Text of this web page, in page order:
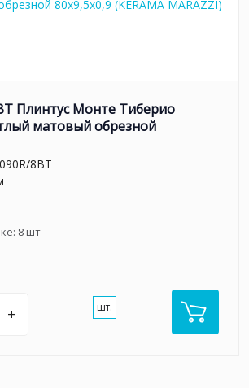
Плинтус Монте Тиберио
матовый обрезной
8BT
8шт
+ шт.